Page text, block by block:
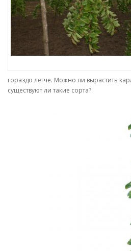
гораздо легче. Можно ли вырастить
существуют ли такие сорта?